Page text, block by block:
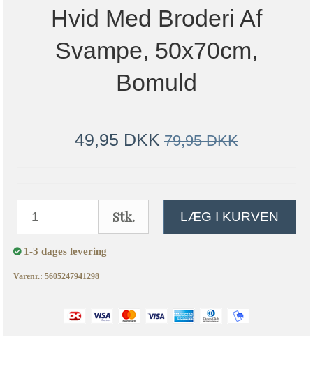
Hvid Med Broderi Af
Svampe, 50x70cm,
Bomuld
49,95 DKK 79,95 DKK
Stk. LÆG I KURVEN
1-3 dages levering
Varenr.: 5605247941298